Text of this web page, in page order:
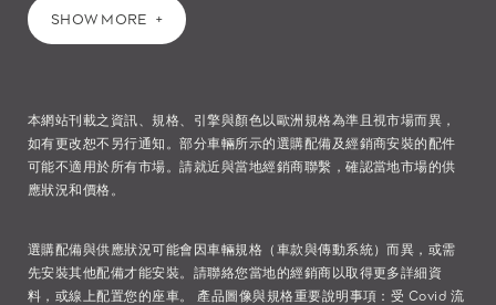
SHOW MORE
本網站刊載之資訊、規格、引擎與顏色以歐洲規格為準且視市場而異，
如有更改恕不另行通知。部分車輛所示的選購配備及經銷商安裝的配件
可能不適用於所有市場。請就近與當地經銷商聯繫，確認當地市場的供
應狀況和價格。
選購配備與供應狀況可能會因車輛規格（車款與傳動系統）而異，或需
先安裝其他配備才能安裝。請聯絡您當地的經銷商以取得更多詳細資
料，或線上配置您的座車。 產品圖像與規格重要說明事項：受 Covid 流